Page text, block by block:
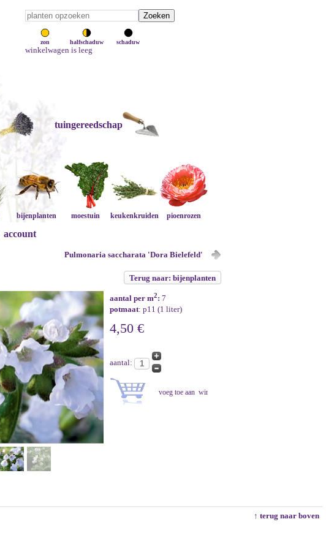
zon halfschaduw schaduw
winkelwagen is leeg
tuingereedschap
bijenplanten moestuin keukenkruiden pioenrozen
account
Pulmonaria saccharata 'Dora Bielefeld'
Terug naar: bijenplanten
aantal per m2: 7
potmaat: p11 (1 liter)
4,50 €
aantal:
↑ terug naar boven